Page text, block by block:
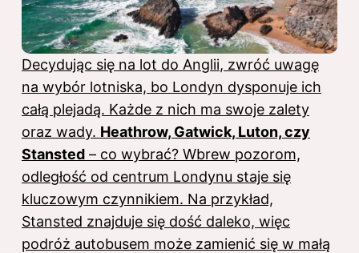
Decydując się na lot do Anglii, zwróć uwagę
na wybór lotniska, bo Londyn dysponuje ich
całą plejadą. Każde z nich ma swoje zalety
oraz wady. Heathrow, Gatwick, Luton, czy
Stansted – co wybrać? Wbrew pozorom,
odległość od centrum Londynu staje się
kluczowym czynnikiem. Na przykład,
Stansted znajduje się dość daleko, więc
podróż autobusem może zamienić się w małą